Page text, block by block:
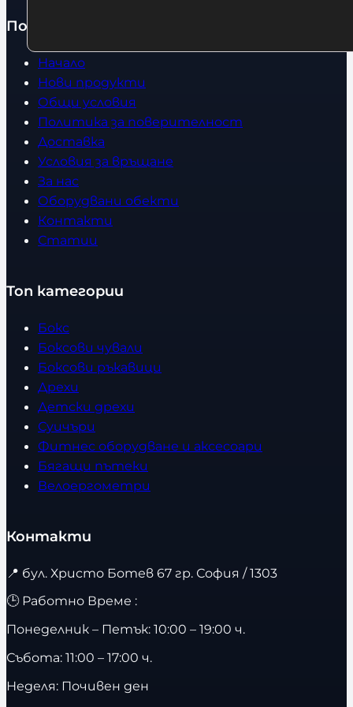
Полезно
Начало
Нови продукти
Общи условия
Политика за поверителност
Доставка
Условия за връщане
За нас
Оборудвани обекти
Контакти
Статии
Топ категории
Бокс
Боксови чували
Боксови ръкавици
Дрехи
Детски дрехи
Суичъри
Фитнес оборудване и аксесоари
Бягащи пътеки
Велоергометри
Контакти
📍 бул. Христо Ботев 67 гр. София / 1303
🕒 Работно Време :
Понеделник – Петък: 10:00 – 19:00 ч.
Събота: 11:00 – 17:00 ч.
Неделя: Почивен ден